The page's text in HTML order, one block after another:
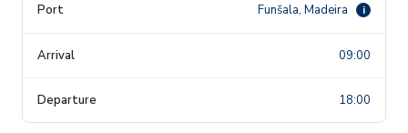
Funšala, Madeira i
09:00
18:00